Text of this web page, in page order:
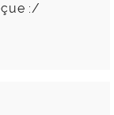
:/